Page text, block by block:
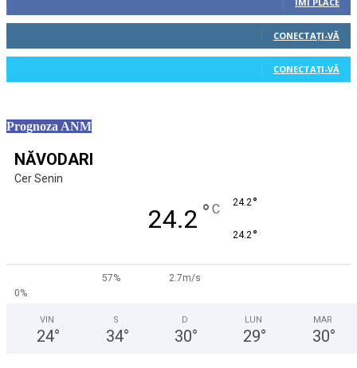
CONECTAȚI-VĂ
CONECTAȚI-VĂ
Prognoza ANM
NĂVODARI
Cer Senin
24.2 ° C 24.2 °
24.2 °
57%
2.7m/s
0%
VIN
24°
S
34°
D
30°
LUN
29°
MAR
30°